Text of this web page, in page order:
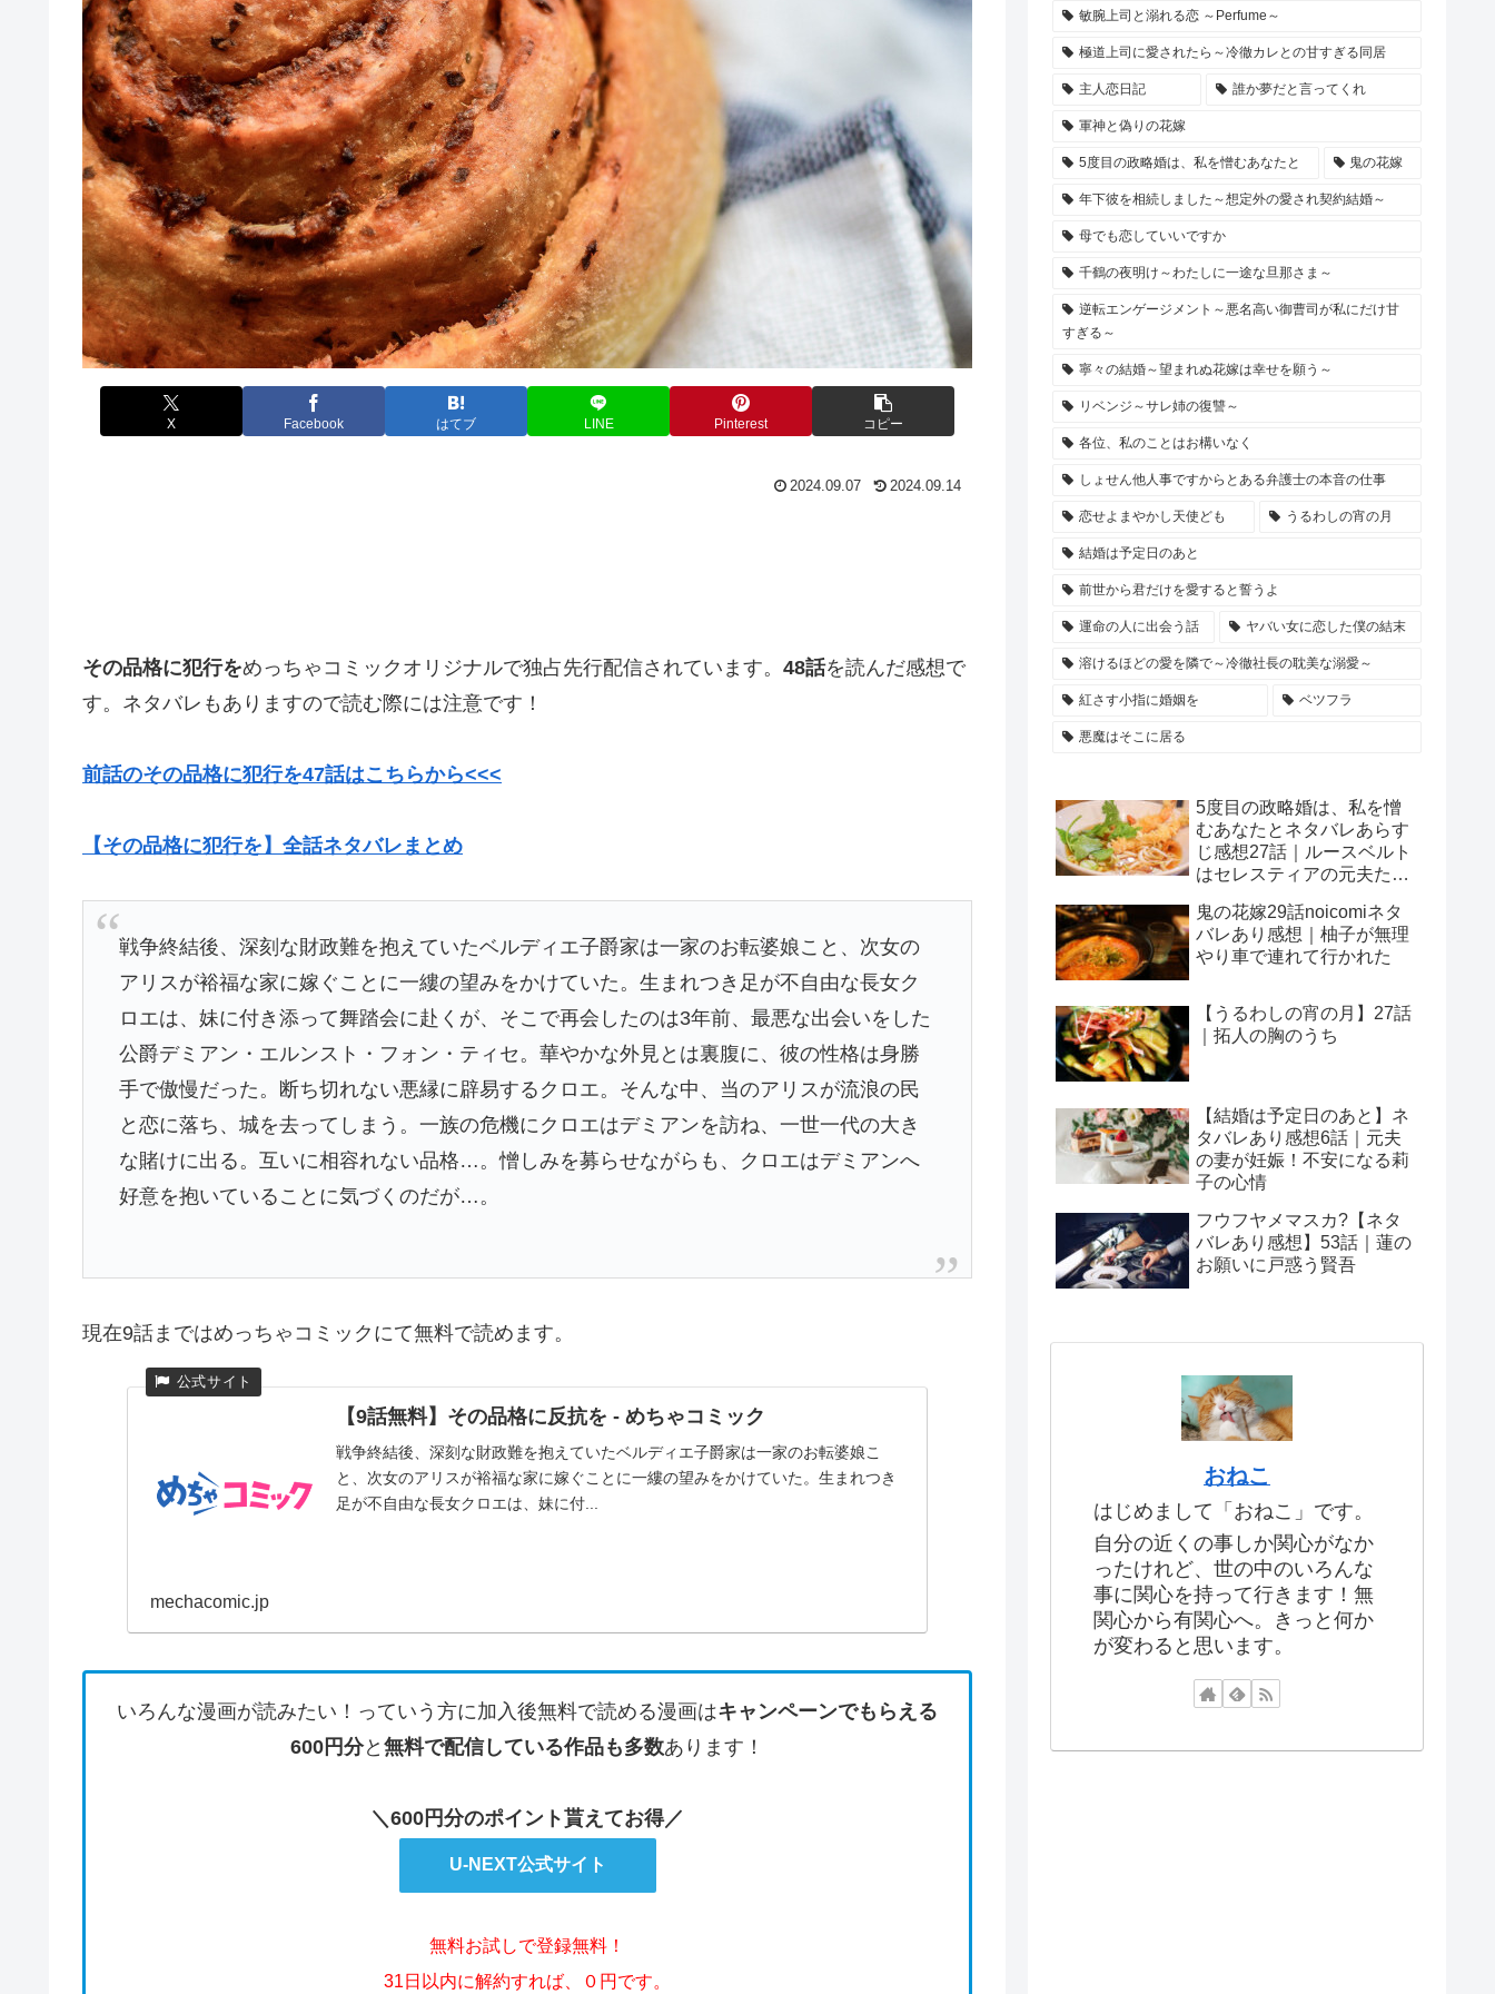
X Facebook はてブ LINE Pinterest コピー
2024.09.07 2024.09.14
その品格に犯行をめっちゃコミックオリジナルで独占先行配信されています。 48話を読んだ感想で
す。ネタバレもありますので読む際には注意です！
前話のその品格に犯行を47話はこちらから<<<
【その品格に犯行を】全話ネタバレまとめ
戦争終結後、深刻な財政難を抱えていたベルディエ子爵家は一家のお転婆娘こと、次女の
アリスが裕福な家に嫁ぐことに一縷の望みをかけていた。生まれつき足が不自由な長女ク
ロエは、妹に付き添って舞踏会に赴くが、そこで再会したのは3年前、最悪な出会いをした
公爵デミアン・エルンスト・フォン・ティセ。華やかな外見とは裏腹に、彼の性格は身勝
手で傲慢だった。断ち切れない悪縁に辟易するクロエ。そんな中、当のアリスが流浪の民
と恋に落ち、城を去ってしまう。一族の危機にクロエはデミアンを訪ね、一世一代の大き
な賭けに出る。互いに相容れない品格…。憎しみを募らせながらも、クロエはデミアンへ
好意を抱いていることに気づくのだが…。
現在9話まではめっちゃコミックにて無料で読めます。
【9話無料】その品格に反抗を - めちゃコミック
戦争終結後、深刻な財政難を抱えていたベルディエ子爵家は一家のお転婆娘こ
と、次女のアリスが裕福な家に嫁ぐことに一縷の望みをかけていた。生まれつき
足が不自由な長女クロエは、妹に付...
mechacomic.jp
いろんな漫画が読みたい！っていう方に加入後無料で読める漫画はキャンペーンでもらえる
600円分と 無料で配信している作品も多数あります！
＼600円分のポイント貰えてお得／
U-NEXT公式サイト
無料お試しで登録無料！
31日以内に解約すれば、０円です。
敏腕上司と溺れる恋 ～Perfume～
極道上司に愛されたら～冷徹カレとの甘すぎる同居
主人恋日記 誰か夢だと言ってくれ
軍神と偽りの花嫁
5度目の政略婚は、私を憎むあなたと 鬼の花嫁
年下彼を相続しました～想定外の愛され契約結婚～
母でも恋していいですか
千鶴の夜明け～わたしに一途な旦那さま～
逆転エンゲージメント～悪名高い御曹司が私にだけ甘
すぎる～
寧々の結婚～望まれぬ花嫁は幸せを願う～
リベンジ～サレ姉の復讐～
各位、私のことはお構いなく
しょせん他人事ですからとある弁護士の本音の仕事
恋せよまやかし天使ども うるわしの宵の月
結婚は予定日のあと
前世から君だけを愛すると誓うよ
運命の人に出会う話 ヤバい女に恋した僕の結末
溶けるほどの愛を隣で～冷徹社長の耽美な溺愛～
紅さす小指に婚姻を ベツフラ
悪魔はそこに居る
5度目の政略婚は、私を憎
むあなたとネタバレあらす
じ感想27話｜ルースベルト
はセレスティアの元夫たち
鬼の花嫁29話noicomiネタ
バレあり感想｜柚子が無理
やり車で連れて行かれた
【うるわしの宵の月】27話
｜拓人の胸のうち
【結婚は予定日のあと】ネ
タバレあり感想6話｜元夫
の妻が妊娠！不安になる莉
子の心情
フウフヤメマスカ?【ネタ
バレあり感想】53話｜蓮の
お願いに戸惑う賢吾
おねこ
はじめまして「おねこ」です。
自分の近くの事しか関心がなか
ったけれど、世の中のいろんな
事に関心を持って行きます！無
関心から有関心へ。きっと何か
が変わると思います。